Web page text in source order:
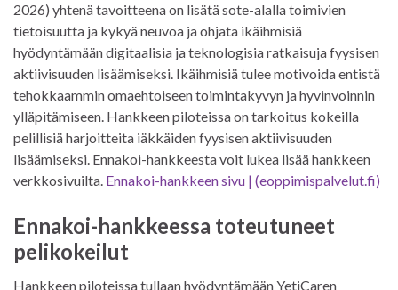
2026) yhtenä tavoitteena on lisätä sote-alalla toimivien
tietoisuutta ja kykyä neuvoa ja ohjata ikäihmisiä
hyödyntämään digitaalisia ja teknologisia ratkaisuja fyysisen
aktiivisuuden lisäämiseksi. Ikäihmisiä tulee motivoida entistä
tehokkaammin omaehtoiseen toimintakyvyn ja hyvinvoinnin
ylläpitämiseen. Hankkeen piloteissa on tarkoitus kokeilla
pelillisiä harjoitteita iäkkäiden fyysisen aktiivisuuden
lisäämiseksi. Ennakoi-hankkeesta voit lukea lisää hankkeen
verkkosivuilta. Ennakoi-hankkeen sivu | (eoppimispalvelut.fi)
Ennakoi-hankkeessa toteutuneet
pelikokeilut
Hankkeen piloteissa tullaan hyödyntämään YetiCaren